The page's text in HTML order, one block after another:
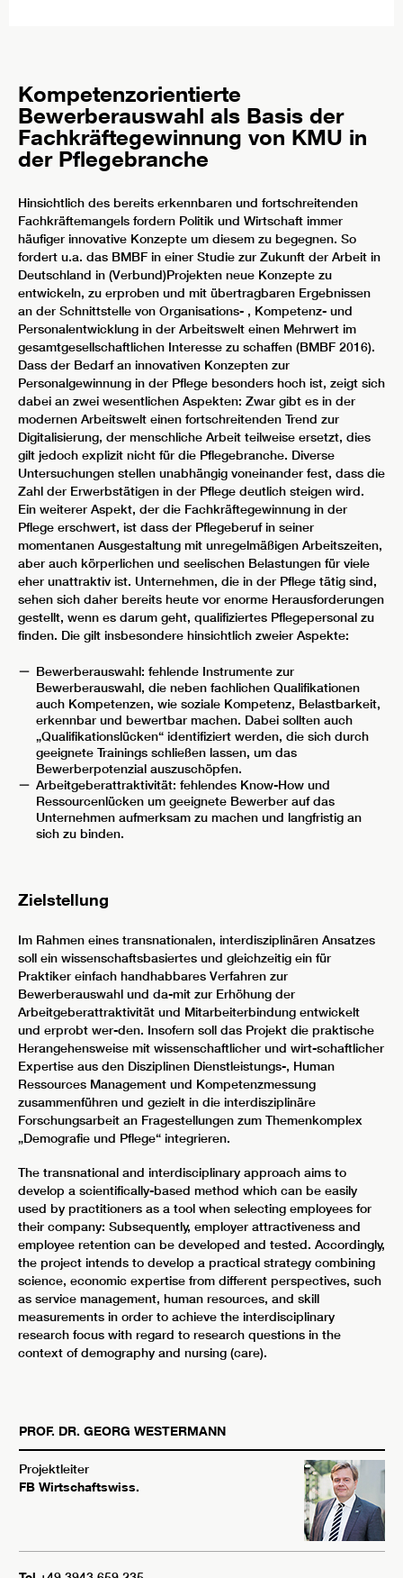
Kompetenzorientierte
Bewerberauswahl als Basis der
Fachkräftegewinnung von KMU in
der Pflegebranche
Hinsichtlich des bereits erkennbaren und fortschreitenden
Fachkräftemangels fordern Politik und Wirtschaft immer
häufiger innovative Konzepte um diesem zu begegnen. So
fordert u.a. das BMBF in einer Studie zur Zukunft der Arbeit in
Deutschland in (Verbund)Projekten neue Konzepte zu
entwickeln, zu erproben und mit übertragbaren Ergebnissen
an der Schnittstelle von Organisations- , Kompetenz- und
Personalentwicklung in der Arbeitswelt einen Mehrwert im
gesamtgesellschaftlichen Interesse zu schaffen (BMBF 2016).
Dass der Bedarf an innovativen Konzepten zur
Personalgewinnung in der Pflege besonders hoch ist, zeigt sich
dabei an zwei wesentlichen Aspekten: Zwar gibt es in der
modernen Arbeitswelt einen fortschreitenden Trend zur
Digitalisierung, der menschliche Arbeit teilweise ersetzt, dies
gilt jedoch explizit nicht für die Pflegebranche. Diverse
Untersuchungen stellen unabhängig voneinander fest, dass die
Zahl der Erwerbstätigen in der Pflege deutlich steigen wird.
Ein weiterer Aspekt, der die Fachkräftegewinnung in der
Pflege erschwert, ist dass der Pflegeberuf in seiner
momentanen Ausgestaltung mit unregelmäßigen Arbeitszeiten,
aber auch körperlichen und seelischen Belastungen für viele
eher unattraktiv ist. Unternehmen, die in der Pflege tätig sind,
sehen sich daher bereits heute vor enorme Herausforderungen
gestellt, wenn es darum geht, qualifiziertes Pflegepersonal zu
finden. Die gilt insbesondere hinsichtlich zweier Aspekte:
Bewerberauswahl: fehlende Instrumente zur
Bewerberauswahl, die neben fachlichen Qualifikationen
auch Kompetenzen, wie soziale Kompetenz, Belastbarkeit,
erkennbar und bewertbar machen. Dabei sollten auch
„Qualifikationslücken“ identifiziert werden, die sich durch
geeignete Trainings schließen lassen, um das
Bewerberpotenzial auszuschöpfen.
Arbeitgeberattraktivität: fehlendes Know-How und
Ressourcenlücken um geeignete Bewerber auf das
Unternehmen aufmerksam zu machen und langfristig an
sich zu binden.
Zielstellung
Im Rahmen eines transnationalen, interdisziplinären Ansatzes
soll ein wissenschaftsbasiertes und gleichzeitig ein für
Praktiker einfach handhabbares Verfahren zur
Bewerberauswahl und da-mit zur Erhöhung der
Arbeitgeberattraktivität und Mitarbeiterbindung entwickelt
und erprobt wer-den. Insofern soll das Projekt die praktische
Herangehensweise mit wissenschaftlicher und wirt-schaftlicher
Expertise aus den Disziplinen Dienstleistungs-, Human
Ressources Management und Kompetenzmessung
zusammenführen und gezielt in die interdisziplinäre
Forschungsarbeit an Fragestellungen zum Themenkomplex
„Demografie und Pflege“ integrieren.
The transnational and interdisciplinary approach aims to
develop a scientifically-based method which can be easily
used by practitioners as a tool when selecting employees for
their company: Subsequently, employer attractiveness and
employee retention can be developed and tested. Accordingly,
the project intends to develop a practical strategy combining
science, economic expertise from different perspectives, such
as service management, human resources, and skill
measurements in order to achieve the interdisciplinary
research focus with regard to research questions in the
context of demography and nursing (care).
PROF. DR. GEORG WESTERMANN
Projektleiter
FB Wirtschaftswiss.